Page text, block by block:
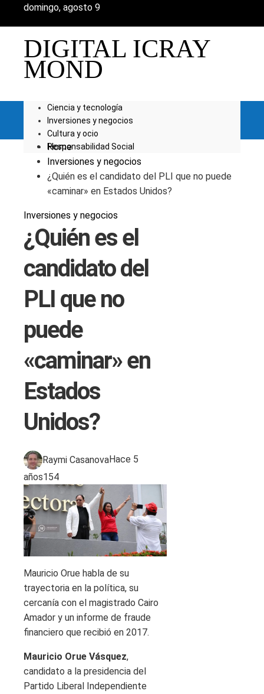
domingo, agosto 9
DIGITAL ICRAY
MOND
Ciencia y tecnología
Inversiones y negocios
Cultura y ocio
Responsabilidad Social
Home
Inversiones y negocios
¿Quién es el candidato del PLI que no puede
«caminar» en Estados Unidos?
Inversiones y negocios
¿Quién es el
candidato del
PLI que no
puede
«caminar» en
Estados
Unidos?
Raymi CasanovaHace 5
años154
Mauricio Orue habla de su
trayectoria en la política, su
cercanía con el magistrado Cairo
Amador y un informe de fraude
financiero que recibió en 2017.
Mauricio Orue Vásquez,
candidato a la presidencia del
Partido Liberal Independiente